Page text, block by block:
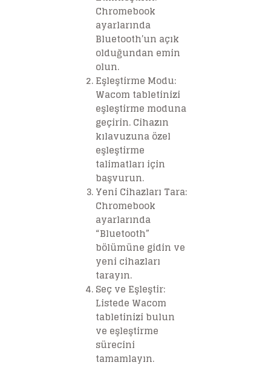
Chromebook
ayarlarında
Bluetooth’un açık
olduğundan emin
olun.
Eşleştirme Modu:
Wacom tabletinizi
eşleştirme moduna
geçirin. Cihazın
kılavuzuna özel
eşleştirme
talimatları için
başvurun.
Yeni Cihazları Tara:
Chromebook
ayarlarında
“Bluetooth”
bölümüne gidin ve
yeni cihazları
tarayın.
Seç ve Eşleştir:
Listede Wacom
tabletinizi bulun
ve eşleştirme
sürecini
tamamlayın.